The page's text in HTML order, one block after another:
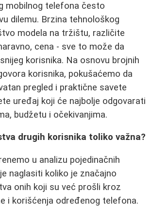
mobilnog telefona često
dilemu. Brzina tehnološkog
modela na tržištu, različite
cena - sve to može da
korisnika. Na osnovu brojnih
korisnika, pokušaćemo da
pregled i praktične savete
uređaj koji će najbolje odgovarati
budžetu i očekivanjima.
drugih korisnika toliko važna?
u analizu pojedinačnih
naglasiti koliko je značajno
onih koji su već prošli kroz
i korišćenja određenog telefona.